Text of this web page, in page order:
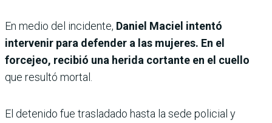
En medio del incidente, Daniel Maciel intentó
intervenir para defender a las mujeres. En el
forcejeo, recibió una herida cortante en el cuello
que resultó mortal.
El detenido fue trasladado hasta la sede policial y